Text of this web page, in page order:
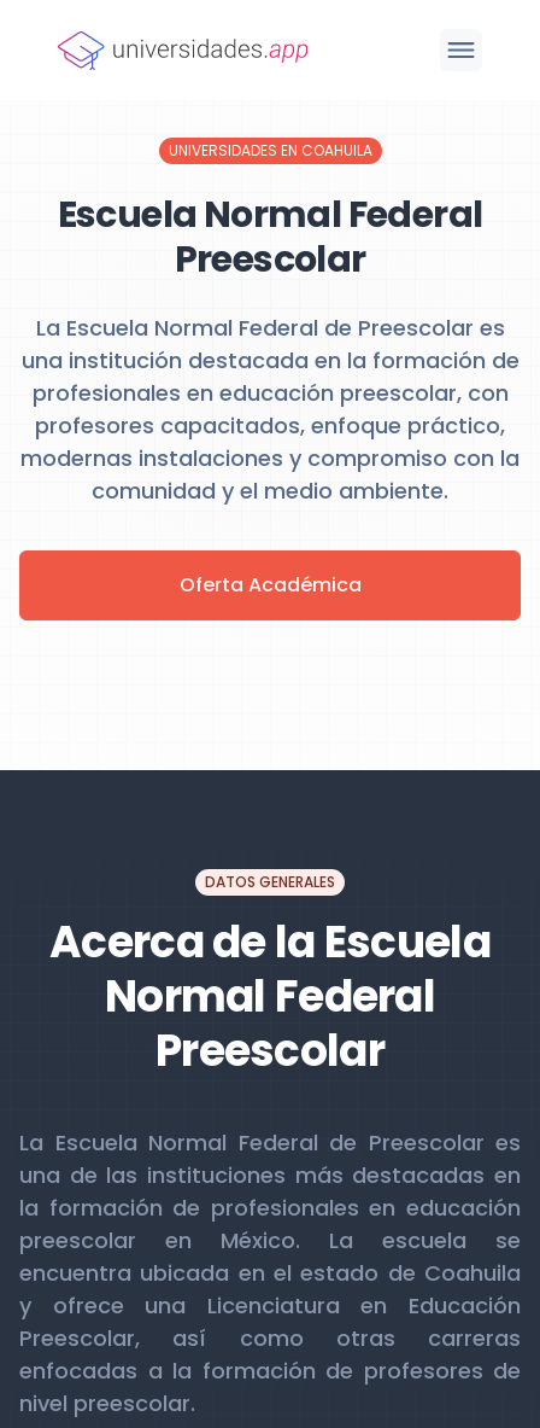
UNIVERSIDADES EN COAHUILA
Escuela Normal Federal
Preescolar
La Escuela Normal Federal de Preescolar es
una institución destacada en la formación de
profesionales en educación preescolar, con
profesores capacitados, enfoque práctico,
modernas instalaciones y compromiso con la
comunidad y el medio ambiente.
Oferta Académica
DATOS GENERALES
Acerca de la Escuela
Normal Federal
Preescolar
La Escuela Normal Federal de Preescolar es
una de las instituciones más destacadas en
la formación de profesionales en educación
preescolar en México. La escuela se
encuentra ubicada en el estado de Coahuila
y ofrece una Licenciatura en Educación
Preescolar, así como otras carreras
enfocadas a la formación de profesores de
nivel preescolar.